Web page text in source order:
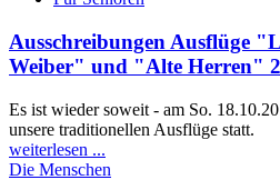
Ausschreibungen Ausflüge
Weiber" und "Alte Herren"
Es ist wieder soweit - am So.
unsere traditionellen Ausflüge statt.
weiterlesen ...
Die Menschen